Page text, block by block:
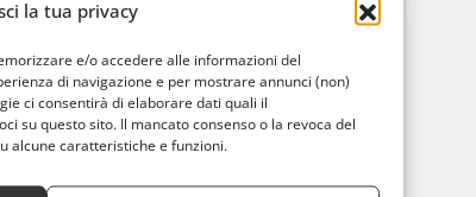
la tua privacy
e/o accedere alle informazioni del
di navigazione e per mostrare annunci (non)
ci consentirà di elaborare dati quali il
su questo sito. Il mancato consenso o la revoca del
alcune caratteristiche e funzioni.